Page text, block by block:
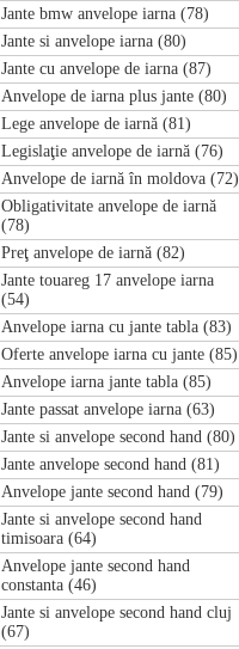
Jante bmw anvelope iarna (78)
Jante si anvelope iarna (80)
Jante cu anvelope de iarna (87)
Anvelope de iarna plus jante (80)
Lege anvelope de iarnă (81)
Legislaţie anvelope de iarnă (76)
Anvelope de iarnă în moldova (72)
Obligativitate anvelope de iarnă
(78)
Preţ anvelope de iarnă (82)
Jante touareg 17 anvelope iarna
(54)
Anvelope iarna cu jante tabla (83)
Oferte anvelope iarna cu jante (85)
Anvelope iarna jante tabla (85)
Jante passat anvelope iarna (63)
Jante si anvelope second hand (80)
Jante anvelope second hand (81)
Anvelope jante second hand (79)
Jante si anvelope second hand
timisoara (64)
Anvelope jante second hand
constanta (46)
Jante si anvelope second hand cluj
(67)